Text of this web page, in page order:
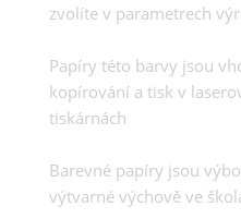
zvolíte v parametrech
Papíry této barvy jsou
kopírování a tisk v
tiskárnách
Barevné papíry jsou
výtvarné výchově ve